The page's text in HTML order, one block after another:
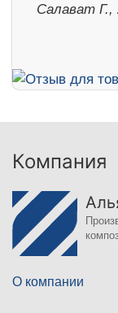
Салават Г.,
Компания
О компании